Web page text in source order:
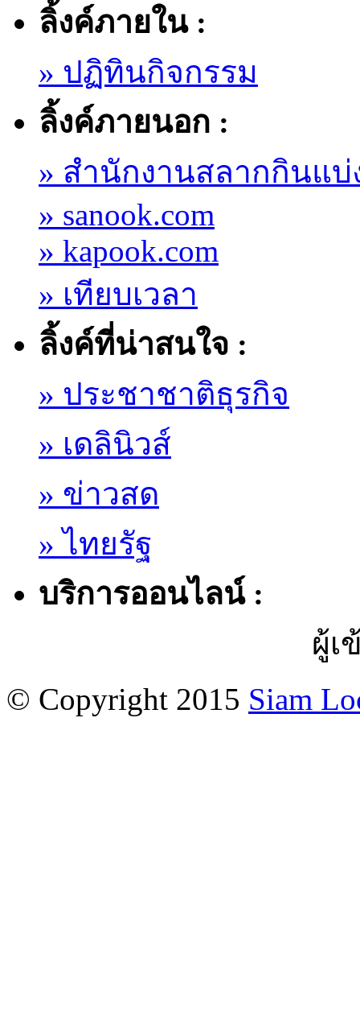
มหาสารคาม )
ลิ้งค์ภายใน :
» ปฏิทินกิจกรรม
ลิ้งค์ภายนอก :
» สำนักงานสลากกินแบ่
» sanook.com
» kapook.com
» เทียบเวลา
ลิ้งค์ที่น่าสนใจ :
» ประชาชาติธุรกิจ
» เดลินิวส์
» ข่าวสด
» ไทยรัฐ
บริการออนไลน์ :
ผู้เ
© Copyright 2015 Siam